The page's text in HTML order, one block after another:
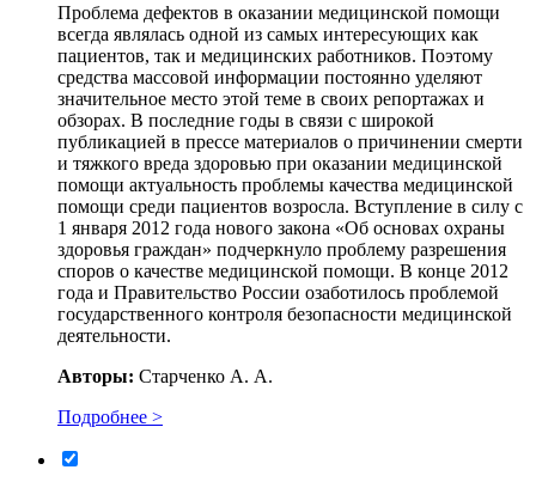
Проблема дефектов в оказании медицинской помощи
всегда являлась одной из самых интересующих как
пациентов, так и медицинских работников. Поэтому
средства массовой информации постоянно уделяют
значительное место этой теме в своих репортажах и
обзорах. В последние годы в связи с широкой
публикацией в прессе материалов о причинении смерти
и тяжкого вреда здоровью при оказании медицинской
помощи актуальность проблемы качества медицинской
помощи среди пациентов возросла. Вступление в силу с
1 января 2012 года нового закона «Об основах охраны
здоровья граждан» подчеркнуло проблему разрешения
споров о качестве медицинской помощи. В конце 2012
года и Правительство России озаботилось проблемой
государственного контроля безопасности медицинской
деятельности.
Авторы: Старченко А. А.
Подробнее >